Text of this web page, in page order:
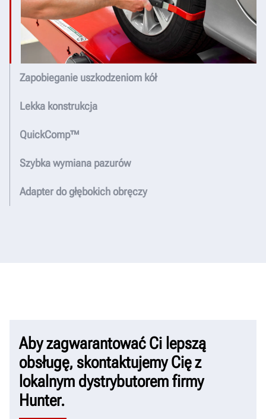
Zapobieganie uszkodzeniom kół
Lekka konstrukcja
QuickComp™
Szybka wymiana pazurów
Adapter do głębokich obręczy
Aby zagwarantować Ci lepszą
obsługę, skontaktujemy Cię z
lokalnym dystrybutorem firmy
Hunter.